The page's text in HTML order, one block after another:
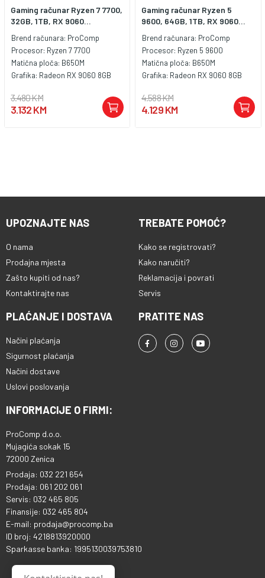
Gaming računar Ryzen 7 7700,
32GB, 1TB, RX 9060...
Brend računara: ProComp
Procesor: Ryzen 7 7700
Matična ploča: B650M
Grafika: Radeon RX 9060 8GB
3.480 KM
3.132 KM
Gaming računar Ryzen 5
9600, 64GB, 1TB, RX 9060...
Brend računara: ProComp
Procesor: Ryzen 5 9600
Matična ploča: B650M
Grafika: Radeon RX 9060 8GB
4.588 KM
4.129 KM
UPOZNAJTE NAS
O nama
Prodajna mjesta
Zašto kupiti od nas?
Kontaktirajte nas
TREBATE POMOĆ?
Kako se registrovati?
Kako naručiti?
Reklamacija i povrati
Servis
PLAĆANJE I DOSTAVA
Načini plaćanja
Sigurnost plaćanja
Načini dostave
Uslovi poslovanja
PRATITE NAS
INFORMACIJE O FIRMI:
ProComp d.o.o.
Mujagića sokak 15
72000 Zenica
Prodaja: 032 221 654
Prodaja: 061 202 061
Servis: 032 465 805
Finansije: 032 465 804
E-mail: prodaja@procomp.ba
ID broj: 4218813920000
Sparkasse banka: 1995130039753810